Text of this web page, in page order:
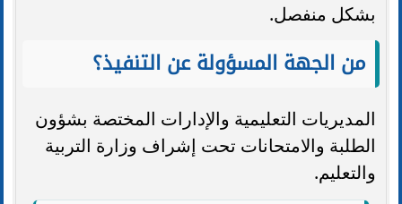
بشكل منفصل.
من الجهة المسؤولة عن التنفيذ؟
المديريات التعليمية والإدارات المختصة بشؤون
الطلبة والامتحانات تحت إشراف وزارة التربية
والتعليم.